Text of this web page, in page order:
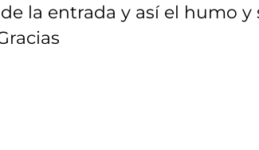
la entrada y así el humo